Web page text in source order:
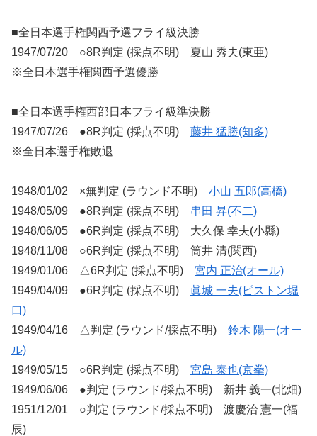
■全日本選手権関西予選フライ級決勝
1947/07/20 ○8R判定 (採点不明) 夏山 秀夫(東亜)
※全日本選手権関西予選優勝
■全日本選手権西部日本フライ級準決勝
1947/07/26 ●8R判定 (採点不明) 藤井 猛勝(知多)
※全日本選手権敗退
1948/01/02 ×無判定 (ラウンド不明) 小山 五郎(高橋)
1948/05/09 ●8R判定 (採点不明) 串田 昇(不二)
1948/06/05 ●6R判定 (採点不明) 大久保 幸夫(小縣)
1948/11/08 ○6R判定 (採点不明) 筒井 清(関西)
1949/01/06 △6R判定 (採点不明) 宮内 正治(オール)
1949/04/09 ●6R判定 (採点不明) 眞城 一夫(ピストン堀
口)
1949/04/16 △判定 (ラウンド/採点不明) 鈴木 陽一(オー
ル)
1949/05/15 ○6R判定 (採点不明) 宮島 泰也(京拳)
1949/06/06 ●判定 (ラウンド/採点不明) 新井 義一(北畑)
1951/12/01 ○判定 (ラウンド/採点不明) 渡慶治 憲一(福
辰)